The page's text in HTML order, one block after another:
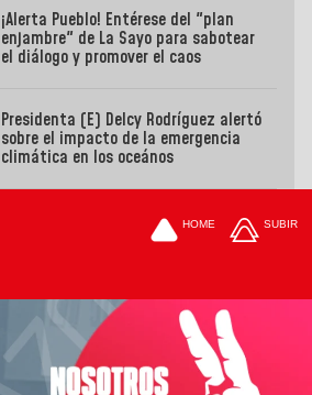
¡Alerta Pueblo! Entérese del "plan
enjambre" de La Sayo para sabotear
el diálogo y promover el caos
Presidenta (E) Delcy Rodríguez alertó
sobre el impacto de la emergencia
climática en los oceános
HOME SUBIR